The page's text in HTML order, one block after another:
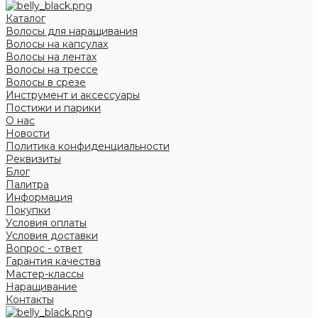
Каталог
Волосы для наращивания
Волосы на капсулах
Волосы на лентах
Волосы на трессе
Волосы в срезе
Инструмент и аксессуары
Постижи и парики
О нас
Новости
Политика конфиденциальности
Реквизиты
Блог
Палитра
Информация
Покупки
Условия оплаты
Условия доставки
Вопрос - ответ
Гарантия качества
Мастер-классы
Наращивание
Контакты